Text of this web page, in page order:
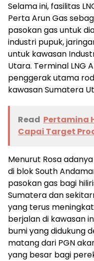
Selama ini, fasilitas
Perta Arun Gas
pasokan gas untuk
industri pupuk,
untuk kawasan
Utara. Terminal LNG
penggerak utama
kawasan Sumatera
Read Pertamina
Capai Target
Menurut Rosa
di blok South
pasokan gas bagi
Sumatera dan
yang terus
berjalan di kawasan
bumi yang didukung
matang dari PGN
yang besar bagi